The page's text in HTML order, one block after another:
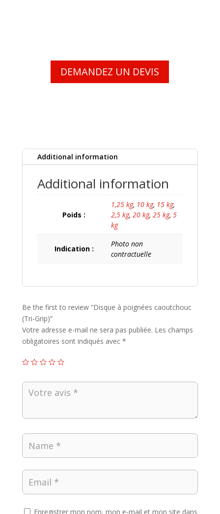
DEMANDEZ UN DEVIS
Additional information
Additional information
Poids :
1,25 kg, 10 kg, 15 kg,
2,5 kg, 20 kg, 25 kg, 5
kg
Indication :
Photo non
contractuelle
Be the first to review “Disque à poignées caoutchouc
(Tri-Grip)”
Votre adresse e-mail ne sera pas publiée. Les champs
obligatoires sont indiqués avec *
Enregistrer mon nom, mon e-mail et mon site dans